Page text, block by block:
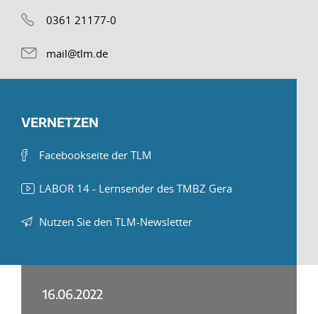
0361 21177-0
mail@tlm.de
VERNETZEN
Facebookseite der TLM
LABOR 14 - Lernsender des TMBZ Gera
Nutzen Sie den TLM-Newsletter
16.06.2022